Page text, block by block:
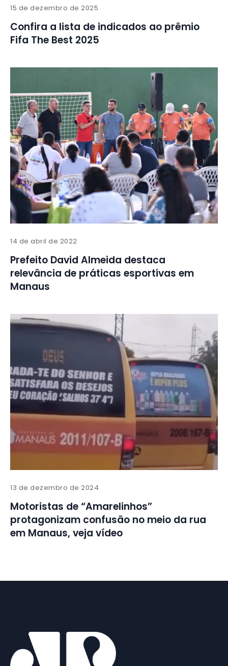
15 de dezembro de 2025
Confira a lista de indicados ao prêmio
Fifa The Best 2025
14 de abril de 2022
Prefeito David Almeida destaca
relevância de práticas esportivas em
Manaus
13 de dezembro de 2024
Motoristas de “Amarelinhos”
protagonizam confusão no meio da rua
em Manaus, veja vídeo